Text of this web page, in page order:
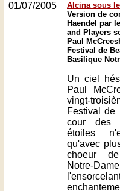
01/07/2005
Alcina sous
Version de
Haendel par
and Players
Paul
Festival de
Basilique
Un ciel
Paul
vingt-
Festival de
cour des
étoiles
qu'avec
choeur
Notre-